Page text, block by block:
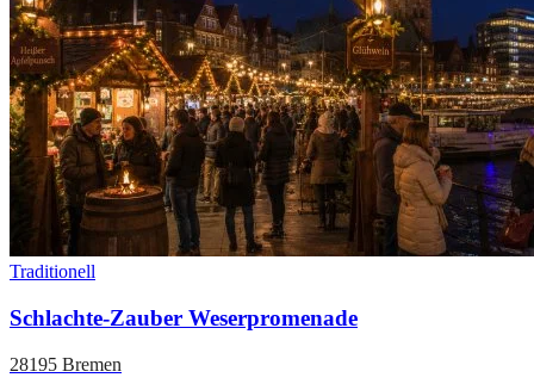
Traditionell
Schlachte-Zauber Weserpromenade
28195 Bremen